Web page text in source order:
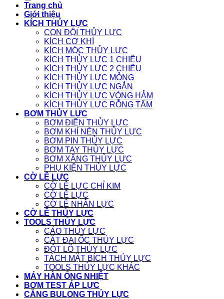
Trang chủ
Giới thiệu
KÍCH THỦY LỰC
CON ĐỘI THỦY LỰC
KÍCH CƠ KHÍ
KÍCH MÓC THỦY LỰC
KÍCH THỦY LỰC 1 CHIỀU
KÍCH THỦY LỰC 2 CHIỀU
KÍCH THỦY LỰC MỎNG
KÍCH THỦY LỰC NGẮN
KÍCH THỦY LỰC VÒNG HẢM
KÍCH THỦY LỰC RỖNG TÂM
BƠM THỦY LỰC
BƠM ĐIỆN THỦY LỰC
BƠM KHÍ NÉN THỦY LỰC
BƠM PIN THỦY LỰC
BƠM TAY THỦY LỰC
BƠM XĂNG THỦY LỰC
PHỤ KIỆN THỦY LỰC
CỜ LÊ LỰC
CỜ LÊ LỰC CHỈ KIM
CỜ LÊ LỰC
CỜ LÊ NHÂN LỰC
CỜ LÊ THỦY LỰC
TOOLS THỦY LỰC
CẢO THỦY LỰC
CẮT ĐAI ỐC THỦY LỰC
ĐỘT LỖ THỦY LỰC
TÁCH MẶT BÍCH THỦY LỰC
TOOLS THỦY LỰC KHÁC
MÁY HÀN ỐNG NHIỆT
BƠM TEST ÁP LỰC
CĂNG BULONG THỦY LỰC